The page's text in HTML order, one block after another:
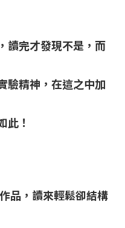
讀完才發現不是，而
驗精神，在這之中加
此！
品，讀來輕鬆卻結構